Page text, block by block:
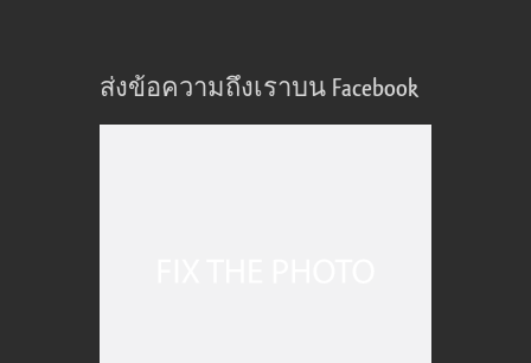
ส่งข้อความถึงเราบน Facebook